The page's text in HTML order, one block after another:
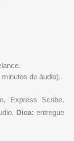
de áudio).
Express Scribe.
Dica: entregue